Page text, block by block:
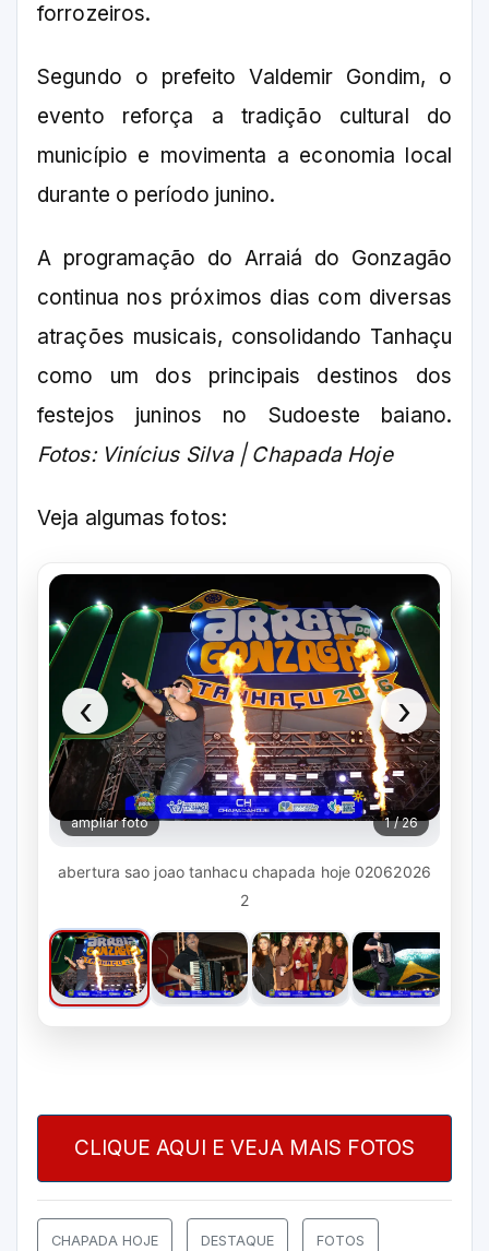
forrozeiros.
Segundo o prefeito Valdemir Gondim, o
evento reforça a tradição cultural do
município e movimenta a economia local
durante o período junino.
A programação do Arraiá do Gonzagão
continua nos próximos dias com diversas
atrações musicais, consolidando Tanhaçu
como um dos principais destinos dos
festejos juninos no Sudoeste baiano.
Fotos: Vinícius Silva | Chapada Hoje
Veja algumas fotos:
‹ ›
ampliar foto 1 / 26
abertura sao joao tanhacu chapada hoje 02062026
2
CLIQUE AQUI E VEJA MAIS FOTOS
CHAPADA HOJE DESTAQUE FOTOS